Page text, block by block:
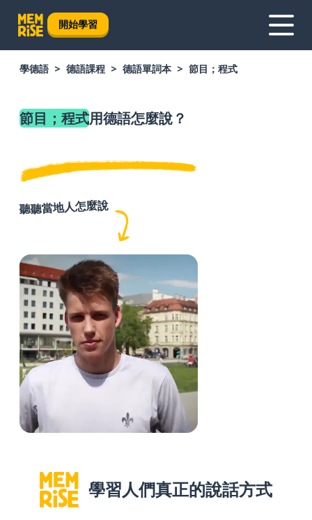
開始學習
學德語 德語課程 德語單詞本 節目；程式
節目；程式用德語怎麼說？
聽聽當地人怎麼說
學習人們真正的說話方式